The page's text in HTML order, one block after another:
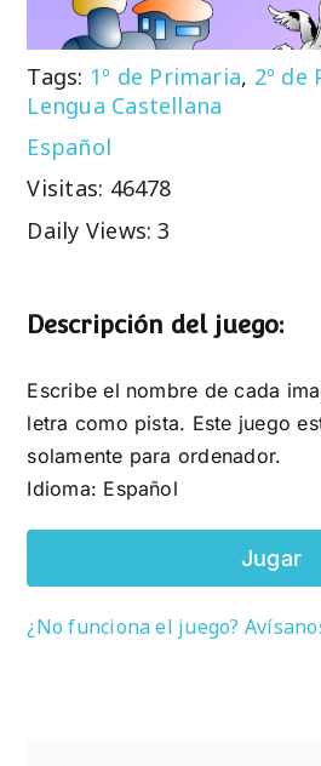
Tags: 1º de Primaria, 2º de
Lengua Castellana
Español
Visitas: 46478
Daily Views: 3
Descripción del juego:
Escribe el nombre de cada
letra como pista. Este juego
solamente para ordenador.
Idioma: Español
Jugar
¿No funciona el juego?